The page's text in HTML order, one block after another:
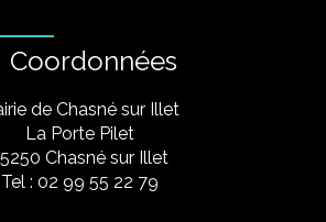
Coordonnées
de Chasné sur Illet
La Porte Pilet
Chasné sur Illet
Tel : 02 99 55 22 79